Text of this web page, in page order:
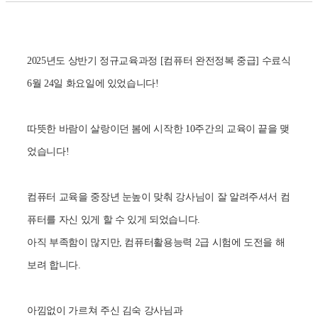
2025년도 상반기 정규교육과정 [컴퓨터 완전정복 중급] 수료식
6월 24일 화요일에 있었습니다!
따뜻한 바람이 살랑이던 봄에 시작한 10주간의 교육이 끝을 맺
었습니다!
컴퓨터 교육을 중장년 눈높이 맞춰 강사님이 잘 알려주셔서 컴
퓨터를 자신 있게 할 수 있게 되었습니다.
아직 부족함이 많지만, 컴퓨터활용능력 2급 시험에 도전을 해
보려 합니다.
아낌없이 가르쳐 주신 김숙 강사님과